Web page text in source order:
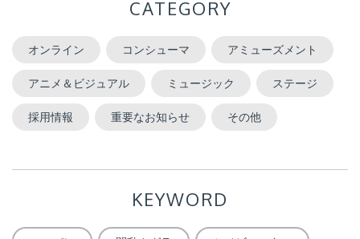
CATEGORY
オンライン コンシューマ アミューズメント
アニメ＆ビジュアル ミュージック ステージ
採用情報 重要なお知らせ その他
KEYWORD